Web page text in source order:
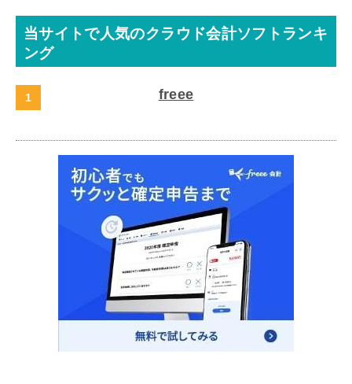
当サイトで人気のクラウド会計ソフトランキ
ング
freee